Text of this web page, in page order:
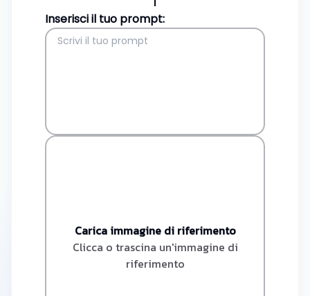
Inserisci il tuo prompt:
Carica immagine di riferimento
Clicca o trascina un'immagine di
riferimento